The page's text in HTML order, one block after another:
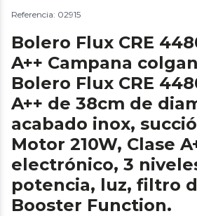
Referencia: 02915
Bolero Flux CRE
A++ Campana
Bolero Flux CRE
A++ de 38cm de
acabado inox,
Motor 210W, Clase
electrónico, 3
potencia, luz, filtro
Booster Function.